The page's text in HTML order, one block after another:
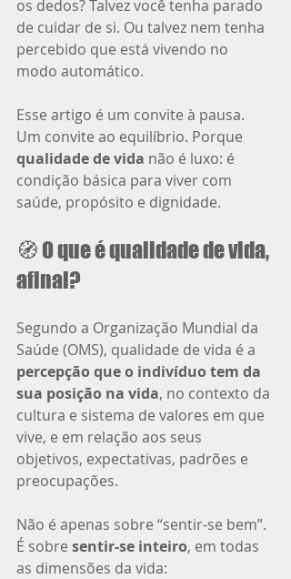
os dedos? Talvez você tenha parado
de cuidar de si. Ou talvez nem tenha
percebido que está vivendo no
modo automático.
Esse artigo é um convite à pausa.
Um convite ao equilíbrio. Porque
qualidade de vida não é luxo: é
condição básica para viver com
saúde, propósito e dignidade.
🧭 O que é qualidade de vida,
afinal?
Segundo a Organização Mundial da
Saúde (OMS), qualidade de vida é a
percepção que o indivíduo tem da
sua posição na vida, no contexto da
cultura e sistema de valores em que
vive, e em relação aos seus
objetivos, expectativas, padrões e
preocupações.
Não é apenas sobre “sentir-se bem”.
É sobre sentir-se inteiro, em todas
as dimensões da vida: